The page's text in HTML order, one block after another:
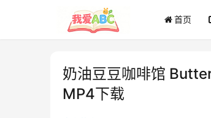
首页
奶油豆豆咖啡馆
MP4下载